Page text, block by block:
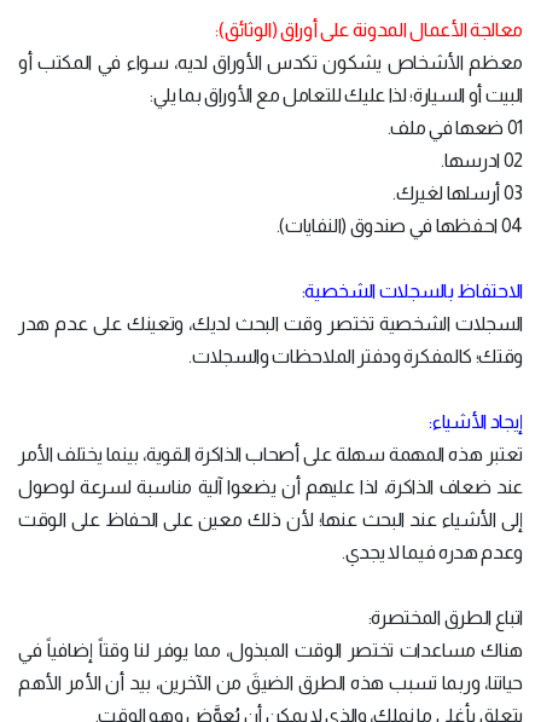
معالجة الأعمال المدونة على أوراق (الوثائق):
معظم الأشخاص يشكون تكدس الأوراق لديه، سواء في المكتب أو
البيت أو السيارة؛ لذا عليك للتعامل مع الأوراق بما يلي:
01 ضعها في ملف.
02 ادرسها.
03 أرسلها لغيرك.
04 احفظها في صندوق (النفايات).
الاحتفاظ بالسجلات الشخصية:
السجلات الشخصية تختصر وقت البحث لديك، وتعينك على عدم هدر
وقتك؛ كالمفكرة ودفتر الملاحظات والسجلات.
إيجاد الأشياء:
تعتبر هذه المهمة سهلة على أصحاب الذاكرة القوية، بينما يختلف الأمر
عند ضعاف الذاكرة، لذا عليهم أن يضعوا آلية مناسبة لسرعة لوصول
إلى الأشياء عند البحث عنها؛ لأن ذلك معين على الحفاظ على الوقت
وعدم هدره فيما لا يجدي.
اتباع الطرق المختصرة:
هناك مساعدات تختصر الوقت المبذول، مما يوفر لنا وقتاً إضافياً في
حياتنا، وربما تسبب هذه الطرق الضيقَ من الآخرين، بيد أن الأمر الأهم
يتعلق بأغلى ما نملك، والذي لا يمكن أن يُعوَّض وهو الوقت.